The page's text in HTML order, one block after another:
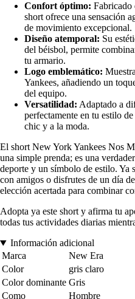
Confort óptimo: Fabricado
short ofrece una sensación
de movimiento excepcional.
Diseño atemporal: Su
del béisbol, permite
tu armario.
Logo emblemático:
Yankees, añadiendo un
del equipo.
Versatilidad: Adaptado a
perfectamente en tu estilo
chic y a la moda.
El short New York Yankees Nos
una simple prenda; es una
deporte y un símbolo de estilo. Ya
con amigos o disfrutes de un día
elección acertada para combinar
Adopta ya este short y afirma tu
todas tus actividades diarias
Información adicional
Marca
New Era
Color
gris claro
Color dominante Gris
Como
Hombre